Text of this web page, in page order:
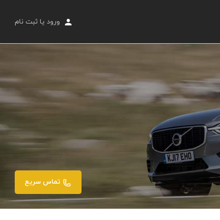
ورود یا ثبت نام
تماس سریع